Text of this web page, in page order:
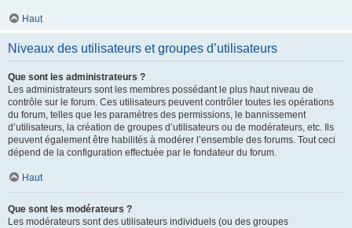
Haut
Niveaux des utilisateurs et groupes d’utilisateurs
Que sont les administrateurs ?
Les administrateurs sont les membres possédant le plus haut niveau de
contrôle sur le forum. Ces utilisateurs peuvent contrôler toutes les opérations
du forum, telles que les paramètres des permissions, le bannissement
d’utilisateurs, la création de groupes d’utilisateurs ou de modérateurs, etc. Ils
peuvent également être habilités à modérer l’ensemble des forums. Tout ceci
dépend de la configuration effectuée par le fondateur du forum.
Haut
Que sont les modérateurs ?
Les modérateurs sont des utilisateurs individuels (ou des groupes